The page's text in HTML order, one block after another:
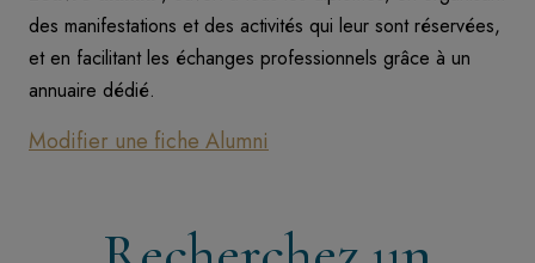
des manifestations et des activités qui leur sont réservées,
et en facilitant les échanges professionnels grâce à un
annuaire dédié.
Modifier une fiche Alumni